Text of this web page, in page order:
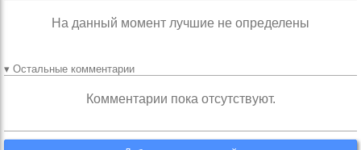
На данный момент лучшие не определены
▾ Остальные комментарии
Комментарии пока отсутствуют.